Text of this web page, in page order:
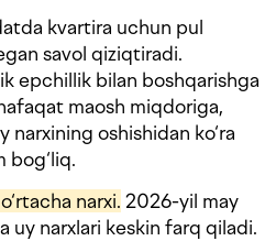
kvartira uchun pul
savol qiziqtiradi.
epchillik bilan boshqarishga
maosh miqdoriga,
narxining oshishidan ko‘ra
bog‘liq.
narxi. 2026-yil may
uy narxlari keskin farq qiladi.